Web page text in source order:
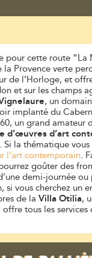
pour cette route “La
Provence verte
de l’Horloge, et
et sur les champs
, un
implanté du
un grand amateur
d’œuvres d’art
la thématique
l’art contemporain.
goûter des
demi-journée ou
si vous cherchez un
de la Villa Otilia,
tous les services